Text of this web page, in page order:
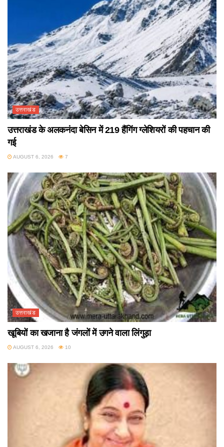
उत्तराखंड
उत्तराखंड के अलकनंदा बेसिन में 219 हैंगिंग ग्लेशियरों की पहचान की
गई
AUGUST 6, 2026 7
उत्तराखंड
खूबियों का खजाना है जंगलों में उगने वाला लिंगुड़ा
AUGUST 6, 2026 10